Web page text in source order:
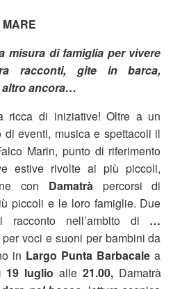
misura di famiglia per vivere
racconti, gite in barca,
altro ancora…
ricca di iniziative! Oltre a un
eventi, musica e spettacoli il
Marin, punto di riferimento
estive rivolte ai più piccoli,
con Damatràpercorsi di
piccoli e le loro famiglie. Due
nell’ambito di …
voci e suoni per bambini da
in Largo Punta Barbacale a
19 luglio alle 21.00, Damatrà